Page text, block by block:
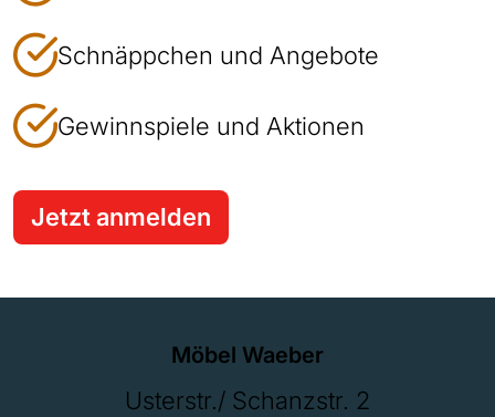
Schnäppchen und Angebote
Gewinnspiele und Aktionen
Jetzt anmelden
Möbel Waeber
Usterstr./ Schanzstr. 2